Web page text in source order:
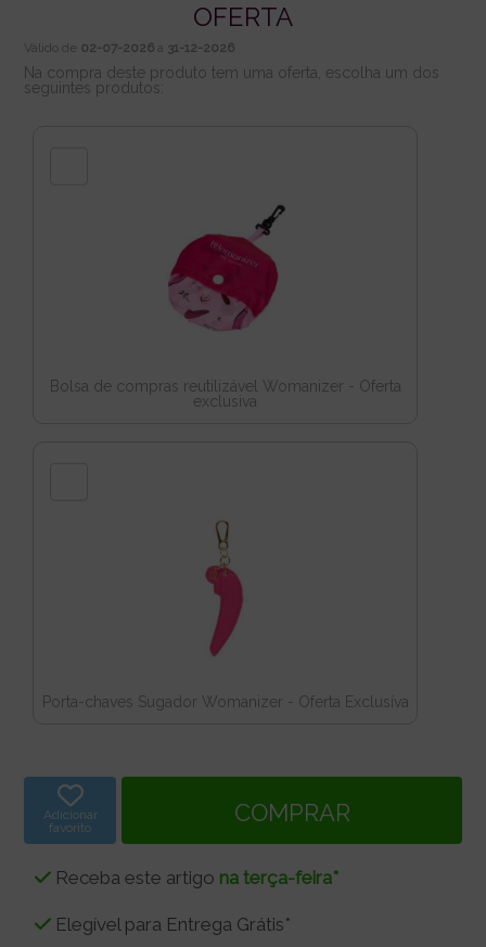
OFERTA
Válido de 02-07-2026 a 31-12-2026
Na compra deste produto tem uma oferta, escolha um dos
seguintes produtos:
Bolsa de compras reutilizável Womanizer - Oferta
exclusiva
Porta-chaves Sugador Womanizer - Oferta Exclusíva
Adicionar
favorito
Receba este artigo na terça-feira*
Elegível para Entrega Grátis*